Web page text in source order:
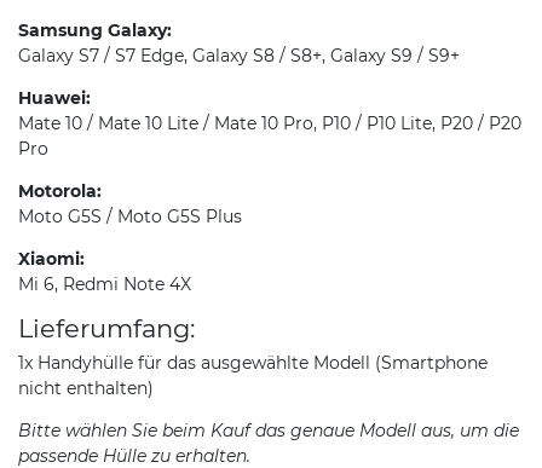
Samsung Galaxy:
Galaxy S7 / S7 Edge, Galaxy S8 / S8+, Galaxy S9 / S9+
Huawei:
Mate 10 / Mate 10 Lite / Mate 10 Pro, P10 / P10 Lite, P20 / P20
Pro
Motorola:
Moto G5S / Moto G5S Plus
Xiaomi:
Mi 6, Redmi Note 4X
Lieferumfang:
1x Handyhülle für das ausgewählte Modell (Smartphone
nicht enthalten)
Bitte wählen Sie beim Kauf das genaue Modell aus, um die
passende Hülle zu erhalten.